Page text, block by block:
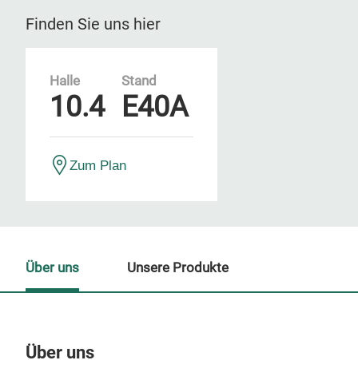
Finden Sie uns hier
Halle
10.4
Stand
E40A
Zum Plan
Über uns
Über uns Unsere Produkte